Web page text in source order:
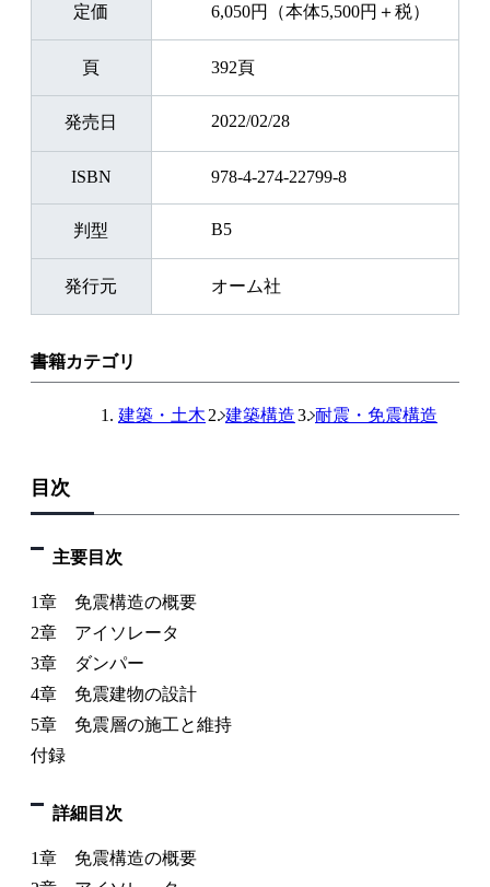
定価 6,050円（本体5,500円＋税）
頁 392頁
発売日 2022/02/28
ISBN 978-4-274-22799-8
判型 B5
発行元 オーム社
書籍カテゴリ
建築・土木 建築構造 耐震・免震構造
目次
主要目次
1章 免震構造の概要
2章 アイソレータ
3章 ダンパー
4章 免震建物の設計
5章 免震層の施工と維持
付録
詳細目次
1章 免震構造の概要